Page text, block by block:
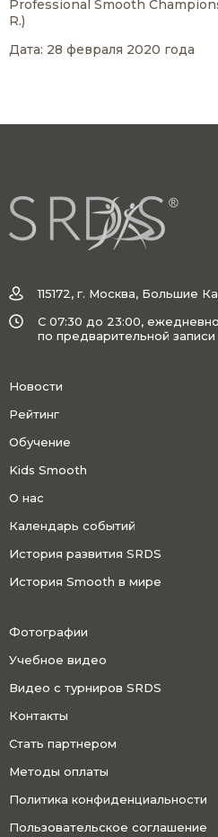
Professional Smooth
R.)
Дата: 28 февраля 2020 года
115172, г. Москва, Большие
C 07:30 до 23:00,
по предварительной записи
Новости
Рейтинг
Обучение
Kids Smooth
О нас
Календарь событий
История развития SRDS
История Smooth в мире
Фотографии
Учебное видео
Видео с турниров SRDS
Контакты
Стать партнером
Методы оплаты
Политика конфиденциальности
Пользовательское соглашение